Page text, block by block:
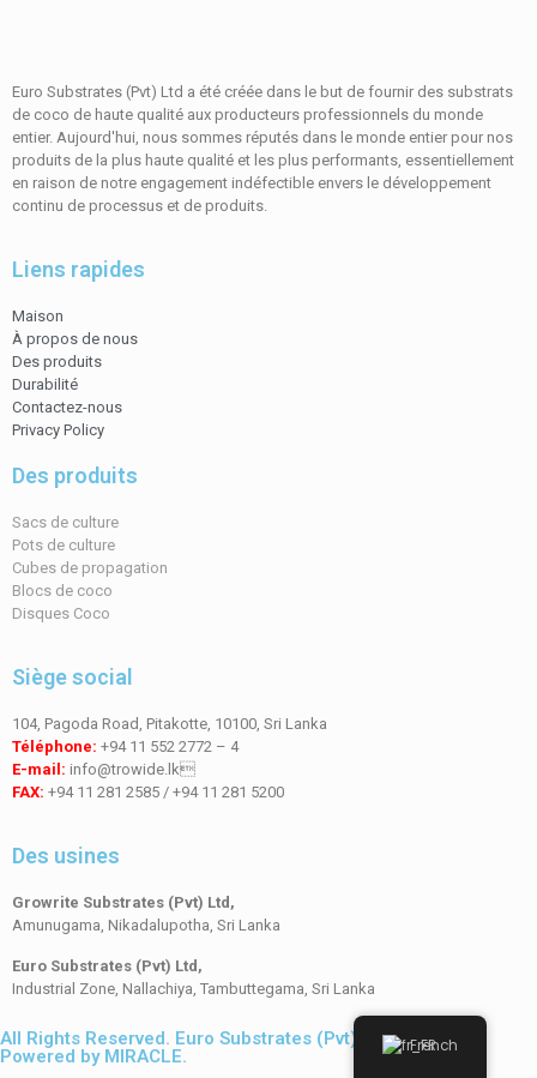
Euro Substrates (Pvt) Ltd a été créée dans le but de fournir des substrats
de coco de haute qualité aux producteurs professionnels du monde
entier. Aujourd'hui, nous sommes réputés dans le monde entier pour nos
produits de la plus haute qualité et les plus performants, essentiellement
en raison de notre engagement indéfectible envers le développement
continu de processus et de produits.
Liens rapides
Maison
À propos de nous
Des produits
Durabilité
Contactez-nous
Privacy Policy
Des produits
Sacs de culture
Pots de culture
Cubes de propagation
Blocs de coco
Disques Coco
Siège social
104, Pagoda Road, Pitakotte, 10100, Sri Lanka
Téléphone: +94 11 552 2772 – 4
E-mail: info@trowide.lk
FAX: +94 11 281 2585 / +94 11 281 5200
Des usines
Growrite Substrates (Pvt) Ltd,
Amunugama, Nikadalupotha, Sri Lanka
Euro Substrates (Pvt) Ltd,
Industrial Zone, Nallachiya, Tambuttegama, Sri Lanka
All Rights Reserved. Euro Substrates (Pvt) Ltd ® 2024.
Powered by MIRACLE.
French